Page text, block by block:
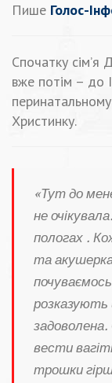
Пише Голос-
Спочатку
вже потім – до
Христинку.
«Тут до
не
пологах .
та
вести
трошки